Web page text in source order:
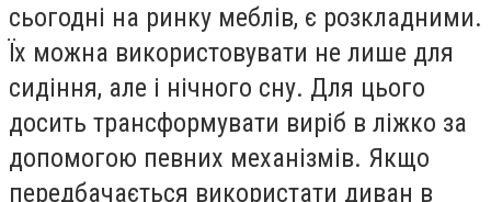
сьогодні на ринку меблів, є розкладними.
Їх можна використовувати не лише для
сидіння, але і нічного сну. Для цього
досить трансформувати виріб в ліжко за
допомогою певних механізмів. Якщо
передбачається використати диван в